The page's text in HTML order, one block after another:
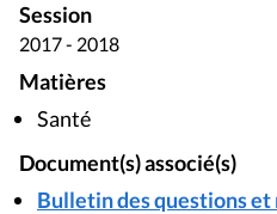
Session
2017 - 2018
Matières
Santé
Document(s) associé(s)
Bulletin des questions et